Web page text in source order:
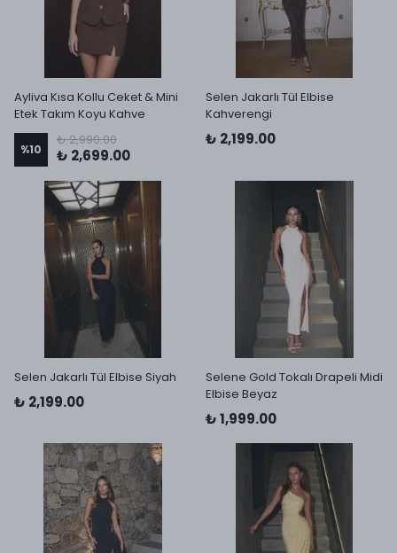
Ayliva Kısa Kollu Ceket & Mini
Etek Takım Koyu Kahve
%10
₺ 2,990.00
₺ 2,699.00
Selen Jakarlı Tül Elbise
Kahverengi
₺ 2,199.00
Selen Jakarlı Tül Elbise Siyah
₺ 2,199.00
Selene Gold Tokalı Drapeli Midi
Elbise Beyaz
₺ 1,999.00